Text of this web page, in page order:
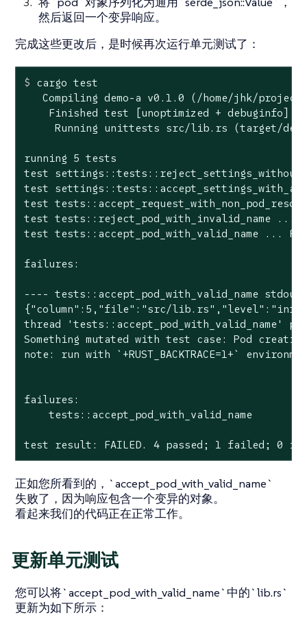
然后返回一个变异响应。
完成这些更改后，是时候再次运行单元测试了：
$ cargo test
Compiling demo-a v0.1.0 (/home/jhk/
Finished test [unoptimized + debuginfo]
Running unittests src/lib.rs (target/
running 5 tests
test
test
test
test tests::reject_pod_with_invalid_name ...
test tests::accept_pod_with_valid_name ...
failures:
---- tests::accept_pod_with_valid_name
{"column":5,"file":"src/
thread 'tests::accept_pod_with_valid_name'
Something mutated with test case: Pod
note: run with `+RUST_BACKTRACE=1+`
failures:
    tests::accept_pod_with_valid_name
test result: FAILED. 4 passed; 1 failed; 0
正如您所看到的，`accept_pod_with_valid_name`
失败了，因为响应包含一个变异的对象。
看起来我们的代码正在正常工作。
更新单元测试
您可以将`accept_pod_with_valid_name`中的`lib.rs`
更新为如下所示：